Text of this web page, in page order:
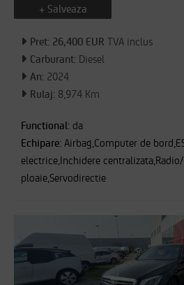
+ Salveaza
Pret: 26,400 EUR TVA inclus
Carburant: Diesel
An: 2024
Rulaj: 8,974 Km
Functional: da
Echipare: Airbag,Computer de
electrice,Inchidere centralizata,Radio/
ploaie,Servodirectie